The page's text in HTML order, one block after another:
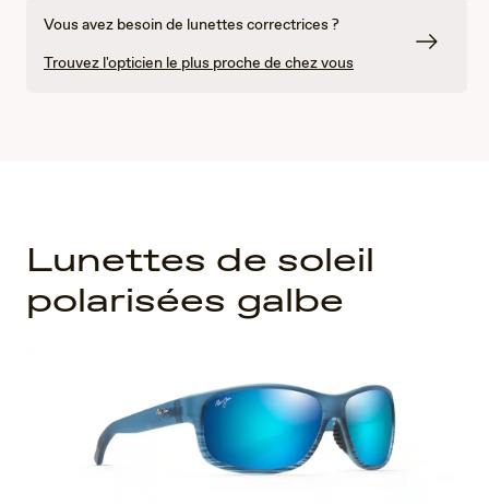
Vous avez besoin de lunettes correctrices ?
Trouvez l'opticien le plus proche de chez vous
Lunettes de soleil
polarisées galbe